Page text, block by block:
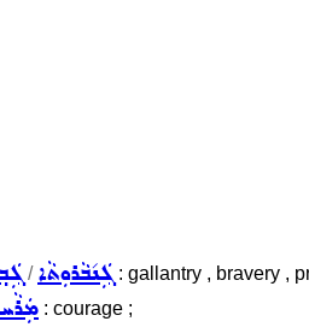
/ܓܲܢ݇ܒܵܪܘܼܬܵܐ : gallantry , bravery ,
: courage ;